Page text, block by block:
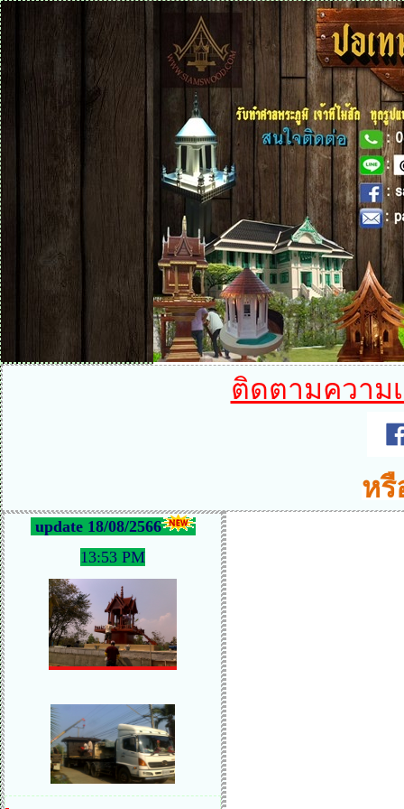
ติดตามความ
หรื
update 18/08/2566
13:53 PM